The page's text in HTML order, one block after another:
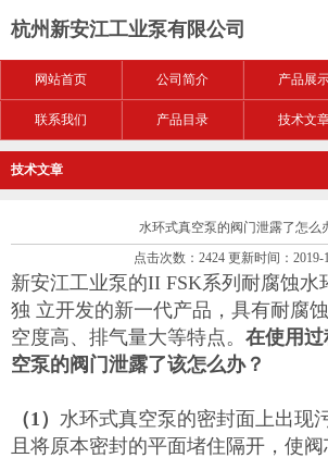
杭州新安江工业泵有限公司
网站首页 公司简介 产品展
联系我们 产品目录 技术文
技术文章
水环式真空泵的阀门泄露了怎么
点击次数：2424 更新时间：2019-
新安江工业泵的II FSK系列耐腐蚀水
独 立开发的新一代产品，具有耐腐
空度高、排气量大等特点。 在使用
空泵的阀门泄露了该怎么办？
（1） 水环式真空泵的密封面上出现
且将原本密封的平面堵住隔开，使